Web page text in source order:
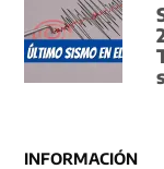
INFORMACIÓN